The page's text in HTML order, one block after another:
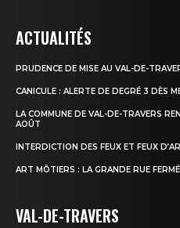
ACTUALITÉS
PRUDENCE DE MISE AU VAL-DE-
CANICULE : ALERTE DE DEGRÉ 3 DÈS
LA COMMUNE DE VAL-DE-TRAVERS
AOÛT
INTERDICTION DES FEUX ET FEUX
ART MÔTIERS : LA GRANDE RUE
VAL-DE-TRAVERS